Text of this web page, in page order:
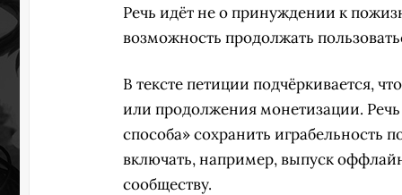
Речь идёт не о принуждении к
возможность продолжать
В тексте петиции подчёркивается,
или продолжения монетизации.
способа» сохранить играбельность
включать, например, выпуск
сообществу.